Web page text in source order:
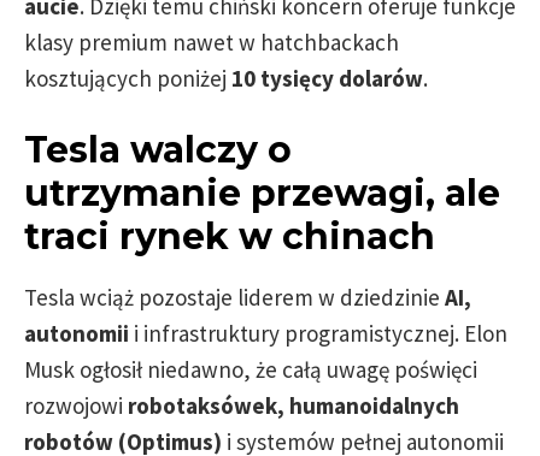
aucie. Dzięki temu chiński koncern oferuje funkcje
klasy premium nawet w hatchbackach
kosztujących poniżej 10 tysięcy dolarów.
Tesla walczy o
utrzymanie przewagi, ale
traci rynek w chinach
Tesla wciąż pozostaje liderem w dziedzinie AI,
autonomii i infrastruktury programistycznej. Elon
Musk ogłosił niedawno, że całą uwagę poświęci
rozwojowi robotaksówek, humanoidalnych
robotów (Optimus) i systemów pełnej autonomii